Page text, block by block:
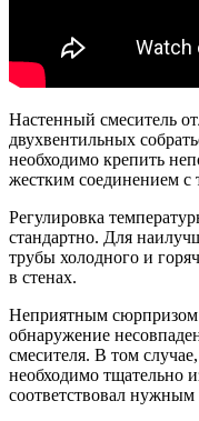
Настенный смеситель
двухвентильных
необходимо крепить
жестким соединением с
Регулировка
стандартно. Для
трубы холодного и
в стенах.
Неприятным сюрпризом
обнаружение
смесителя. В том
необходимо тщательно
соответствовал нужным